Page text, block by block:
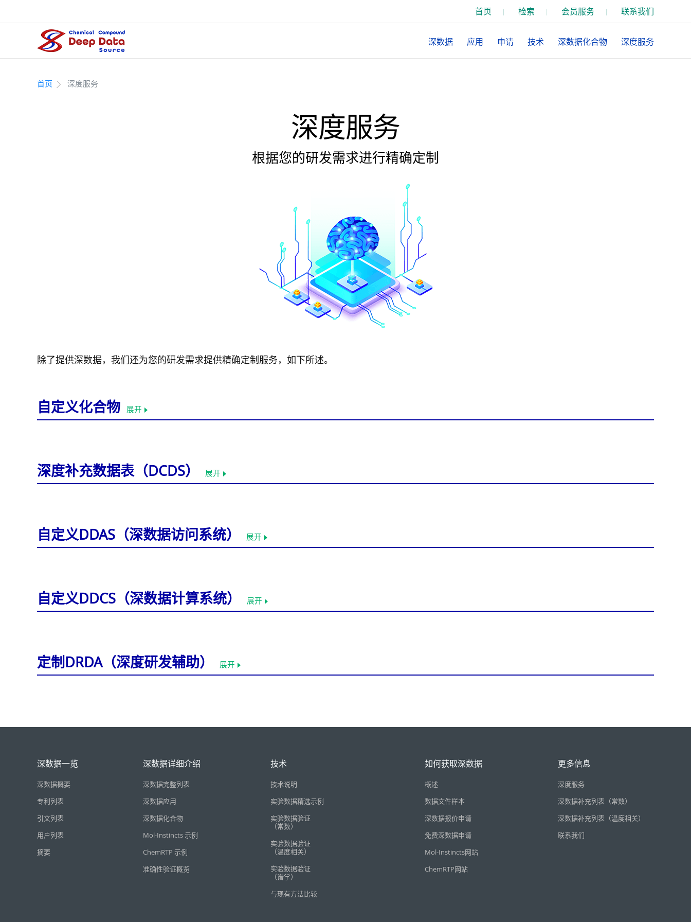
首页 检索 会员服务 联系我们
深数据 应用 申请 技术 深数据化合物 深度服务
首页 深度服务
深度服务
根据您的研发需求进行精确定制
除了提供深数据，我们还为您的研发需求提供精确定制服务，如下所述。
自定义化合物 展开
深度补充数据表（DCDS） 展开
自定义DDAS（深数据访问系统） 展开
自定义DDCS（深数据计算系统） 展开
定制DRDA（深度研发辅助） 展开
深数据一览
深数据概要
专利列表
引文列表
用户列表
摘要
深数据详细介绍
深数据完整列表
深数据应用
深数据化合物
Mol-Instincts 示例
ChemRTP 示例
准确性验证概览
技术
技术说明
实验数据精选示例
实验数据验证
（常数）
实验数据验证
（温度相关）
实验数据验证
（谱学）
与现有方法比较
如何获取深数据
概述
数据文件样本
深数据报价申请
免费深数据申请
Mol-Instincts网站
ChemRTP网站
更多信息
深度服务
深数据补充列表（常数）
深数据补充列表（温度相关）
联系我们